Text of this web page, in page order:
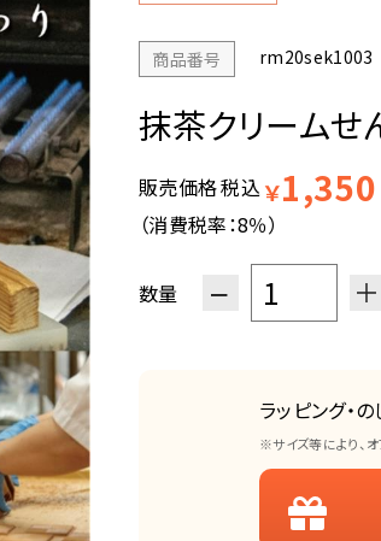
商品番号 rm20sek1003
抹茶クリームせ
販売価格税込 ￥1,350
（消費税率：8％）
数量 − ＋
ラッピング・
※サイズ等により、